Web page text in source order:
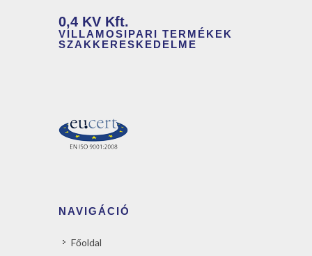
0,4 KV Kft.
VILLAMOSIPARI TERMÉKEK
SZAKKERESKEDELME
NAVIGÁCIÓ
Főoldal